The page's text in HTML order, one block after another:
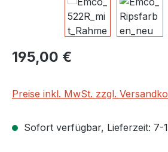
Regulärer Preis:
195,00 €
Preise inkl. MwSt. zzgl.
Sofort verfügbar, Lieferzeit: 7-